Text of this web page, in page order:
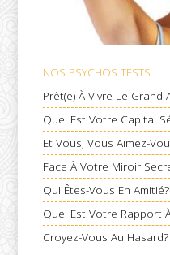
NOS PSYCHOS TESTS
Prêt(e) À Vivre Le Grand
Quel Est Votre Capital
Et Vous, Vous Aimez-
Face À Votre Miroir
Qui Êtes-Vous En Amitié?
Quel Est Votre Rapport
Croyez-Vous Au Hasard?